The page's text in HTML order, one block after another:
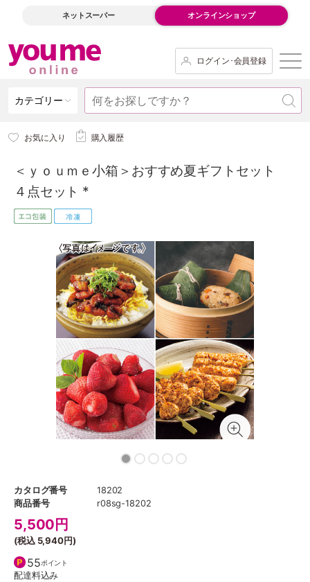
ネットスーパー オンラインショップ
ログイン･会員登録
カテゴリー
お気に入り 購入履歴
＜ｙｏｕｍｅ小箱＞おすすめ夏ギフトセット
４点セット *
カタログ番号
18202
商品番号
r08sg-18202
5,500 円
(税込 5,940円)
55ポイント
配達料込み